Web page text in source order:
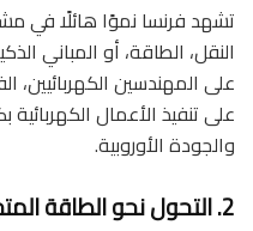
تشهد فرنسا نموًا هائلًا في
النقل، الطاقة، أو المباني
على المهندسين الكهربائيين،
على تنفيذ الأعمال
والجودة الأوروبية.
2. التحول نحو الطاقة المتجددة